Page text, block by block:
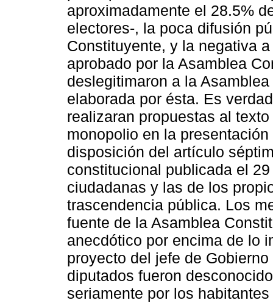
aproximadamente el 28.5%
electores-, la poca difusión
Constituyente, y la negativa
aprobado por la Asamblea
deslegitimaron a la
elaborada por ésta. Es
realizaran propuestas al
monopolio en la
disposición del artículo
constitucional publicada el
ciudadanas y las de los
trascendencia pública. Los
fuente de la Asamblea
anecdótico por encima de lo
proyecto del jefe de
diputados fueron
seriamente por los